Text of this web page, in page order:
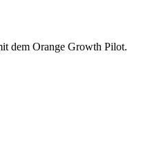
dem Orange Growth Pilot.